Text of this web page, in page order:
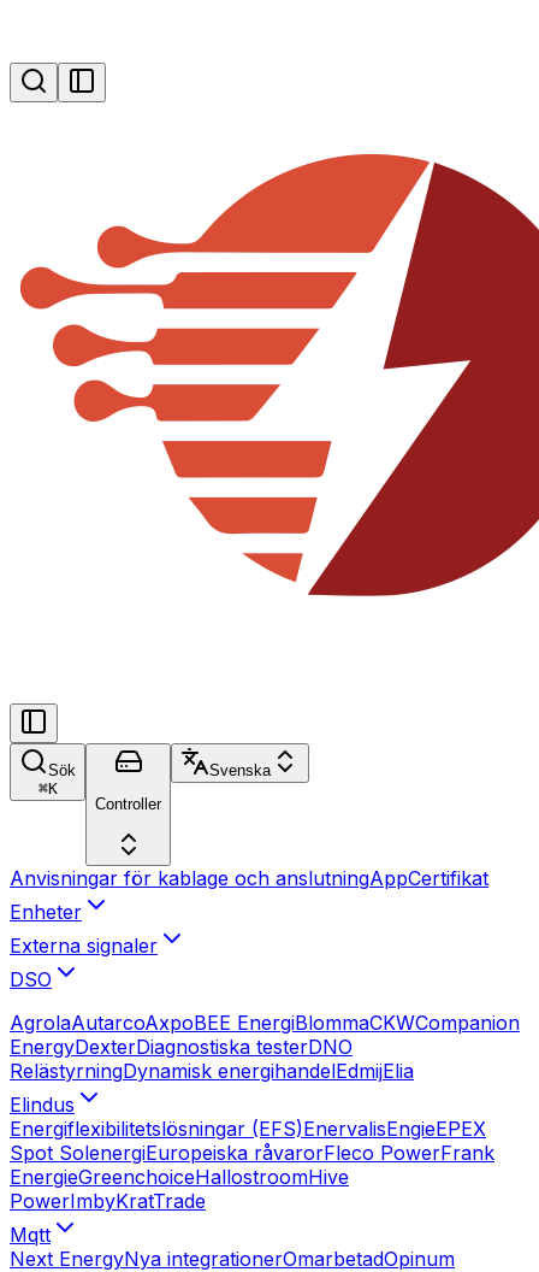
Sök
⌘K
Controller
Svenska
Anvisningar för kablage och anslutningAppCertifikat
Enheter
Externa signaler
DSO
AgrolaAutarcoAxpoBEE EnergiBlommaCKWCompanion
EnergyDexterDiagnostiska testerDNO
RelästyrningDynamisk energihandelEdmijElia
Elindus
Energiflexibilitetslösningar (EFS)EnervalisEngieEPEX
Spot SolenergiEuropeiska råvarorFleco PowerFrank
EnergieGreenchoiceHallostroomHive
PowerImbyKratTrade
Mqtt
Next EnergyNya integrationerOmarbetadOpinum